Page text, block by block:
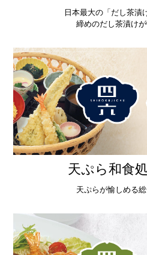
日本最大の「だし茶漬
締めのだし茶漬け
天ぷら和食
天ぷらが愉しめる